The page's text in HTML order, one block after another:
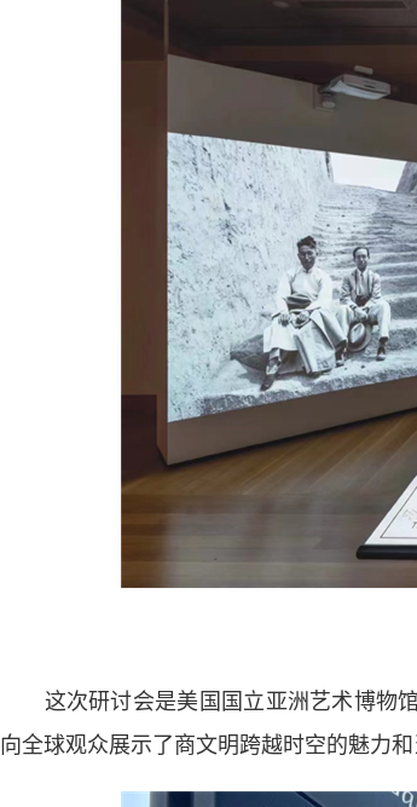
这次研讨会是美国国立亚洲艺术博物馆
向全球观众展示了商文明跨越时空的魅力和